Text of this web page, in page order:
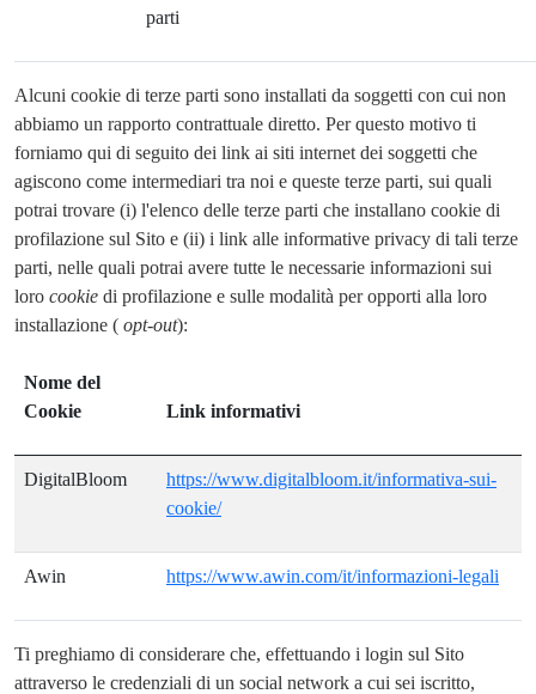
parti
Alcuni cookie di terze parti sono installati da soggetti con cui non
abbiamo un rapporto contrattuale diretto. Per questo motivo ti
forniamo qui di seguito dei link ai siti internet dei soggetti che
agiscono come intermediari tra noi e queste terze parti, sui quali
potrai trovare (i) l'elenco delle terze parti che installano cookie di
profilazione sul Sito e (ii) i link alle informative privacy di tali terze
parti, nelle quali potrai avere tutte le necessarie informazioni sui
loro cookie di profilazione e sulle modalità per opporti alla loro
installazione ( opt-out):
Nome del
Cookie
Link informativi
DigitalBloom
https://www.digitalbloom.it/informativa-sui-
cookie/
Awin https://www.awin.com/it/informazioni-legali
Ti preghiamo di considerare che, effettuando i login sul Sito
attraverso le credenziali di un social network a cui sei iscritto,